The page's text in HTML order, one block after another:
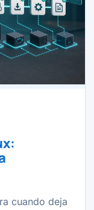
cuando deja